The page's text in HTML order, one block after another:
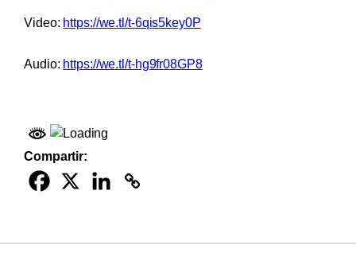
Video: https://we.tl/t-6qis5key0P
Audio: https://we.tl/t-hg9fr08GP8
Compartir: